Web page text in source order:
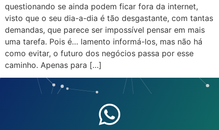
questionando se ainda podem ficar fora da internet,
visto que o seu dia-a-dia é tão desgastante, com tantas
demandas, que parece ser impossível pensar em mais
uma tarefa. Pois é… lamento informá-los, mas não há
como evitar, o futuro dos negócios passa por esse
caminho. Apenas para […]